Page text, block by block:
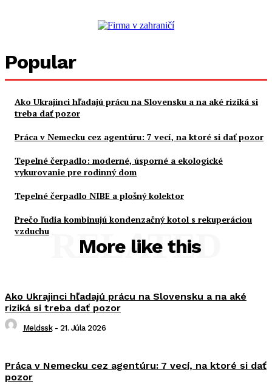
Popular
Ako Ukrajinci hľadajú prácu na Slovensku a na aké riziká si
treba dať pozor
Práca v Nemecku cez agentúru: 7 vecí, na ktoré si dať pozor
Tepelné čerpadlo: moderné, úsporné a ekologické
vykurovanie pre rodinný dom
Tepelné čerpadlo NIBE a plošný kolektor
Prečo ľudia kombinujú kondenzačný kotol s rekuperáciou
vzduchu
More like this
RELATED
Ako Ukrajinci hľadajú prácu na Slovensku a na aké
riziká si treba dať pozor
Meldssk - 21. Júla 2026
Práca v Nemecku cez agentúru: 7 vecí, na ktoré si dať
pozor